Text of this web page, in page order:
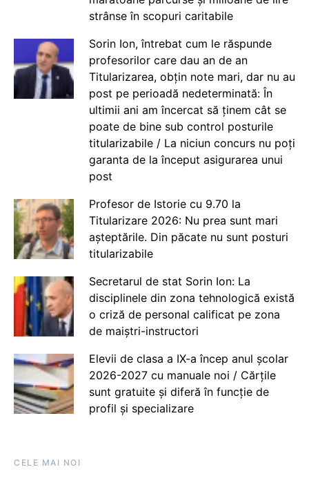
strânse în scopuri caritabile
Sorin Ion, întrebat cum le răspunde
profesorilor care dau an de an
Titularizarea, obțin note mari, dar nu au
post pe perioadă nedeterminată: În
ultimii ani am încercat să ținem cât se
poate de bine sub control posturile
titularizabile / La niciun concurs nu poți
garanta de la început asigurarea unui
post
Profesor de Istorie cu 9.70 la
Titularizare 2026: Nu prea sunt mari
așteptările. Din păcate nu sunt posturi
titularizabile
Secretarul de stat Sorin Ion: La
disciplinele din zona tehnologică există
o criză de personal calificat pe zona
de maiștri-instructori
Elevii de clasa a IX-a încep anul școlar
2026-2027 cu manuale noi / Cărțile
sunt gratuite și diferă în funcție de
profil și specializare
CELE MAI NOI